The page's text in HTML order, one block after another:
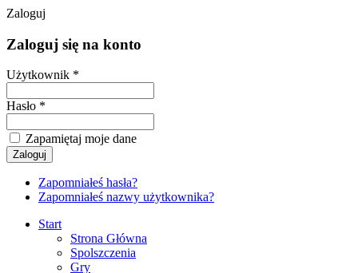
Zaloguj
Zaloguj się na konto
Użytkownik *
Hasło *
Zapamiętaj moje dane
Zapomniałeś hasła?
Zapomniałeś nazwy użytkownika?
Start
Strona Główna
Spolszczenia
Gry